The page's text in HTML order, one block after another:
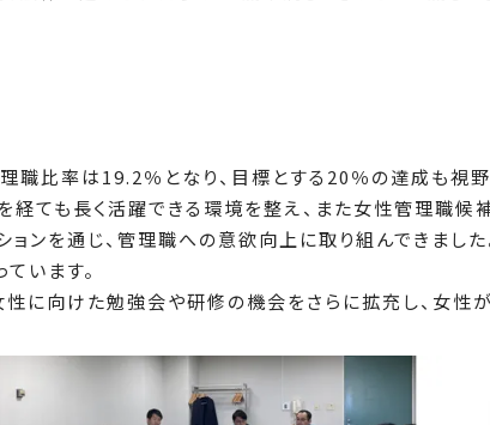
職比率は19.2％となり、目標とする20％の達成も視野
経ても長く活躍できる環境を整え、また女性管理職
ョンを通じ、管理職への意欲向上に取り組んできまし
います。
に向けた勉強会や研修の機会をさらに拡充し、女性